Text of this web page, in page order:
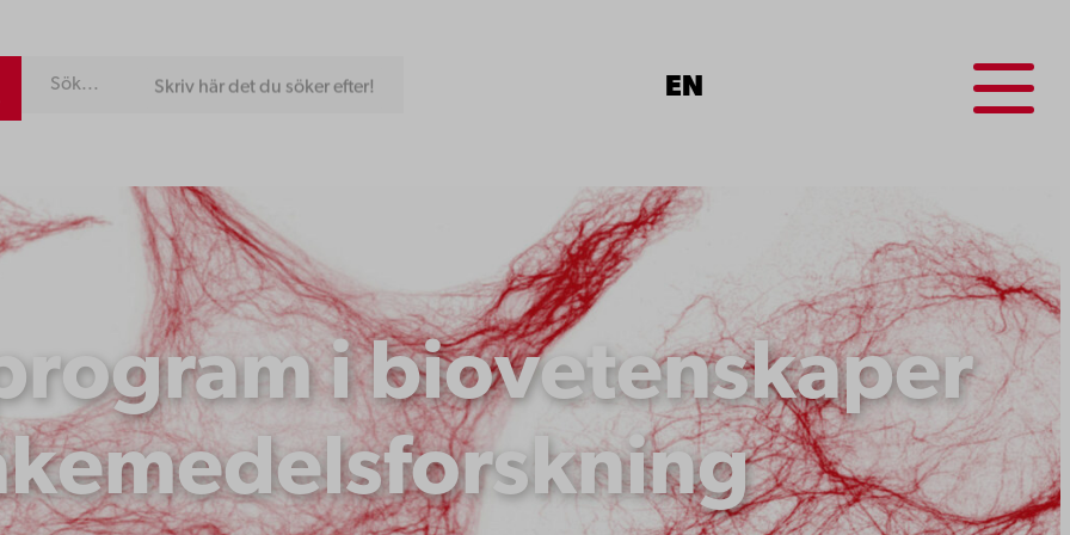
Skriv här det du söker efter! EN
Menu
i biovetenskaper